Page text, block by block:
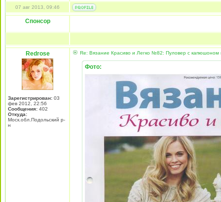
07 авг 2013, 09:46
Спонсор
Redrose
Зарегистрирован: 03
фев 2012, 22:56
Сообщения: 402
Откуда:
Моск.обл.Подольский р-
н
Re: Вязание Красиво и Легко №82: Пуловер с капюшоном
Фото: